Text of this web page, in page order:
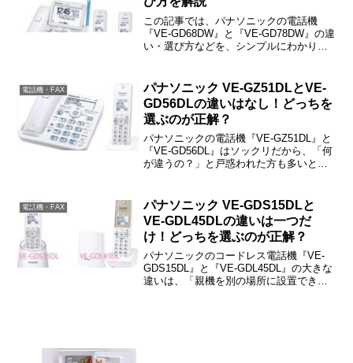
この記事では、パナソニックの電話機
『VE-GD68DW』と『VE-GD78DW』の違
い・選び方などを、シンプルにわかりや
電話機・FAX
パナソニック VE-GZ51DLとVE-
GD56DLの違いはなし！どっちを
選ぶのが正解？
パナソニックの電話機『VE-GZ51DL』と
『VE-GD56DL』はソックリだから、「何
が違うの？」と戸惑われた方も多いと思
トによって型番を変えてあるだけ）で
す。機能・...
電話機・FAX
パナソニック VE-GDS15DLと
VE-GDL45DLの違いは一つだ
け！どっちを選ぶのが正解？
パナソニックのコードレス電話機『VE-
GDS15DL』と『VE-GDL45DL』の大きな
違いは、「親機を別の場所に設置できる